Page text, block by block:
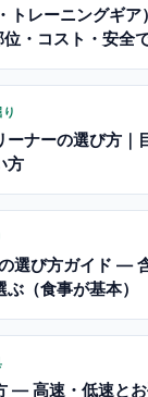
トレーニングギア
・コスト・安全
ナーの選び方｜
方
選び方ガイド —
（食事が基本）
— 高速・低速と